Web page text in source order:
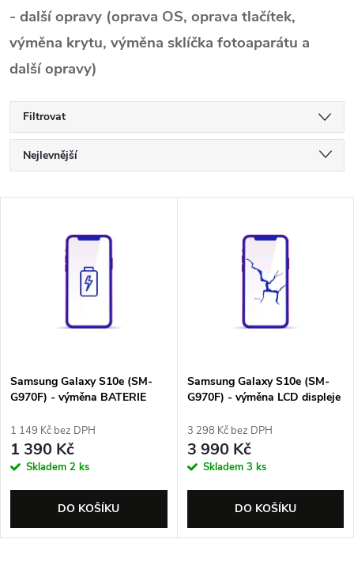
- další opravy (oprava OS, oprava tlačítek,
výměna krytu, výměna sklíčka fotoaparátu a
další opravy)
Filtrovat
Ř
a
p
r
o
u
Nejlevnější
Abecedně
s
p
r
o
d
Samsung Galaxy S10e (SM-
G970F) - výměna BATERIE
1 149 Kč bez DPH
1 390 Kč
Skladem 2 ks
DO KOŠÍKU
Samsung Galaxy S10e (SM-
G970F) - výměna LCD displeje
3 298 Kč bez DPH
3 990 Kč
Skladem 3 ks
DO KOŠÍKU